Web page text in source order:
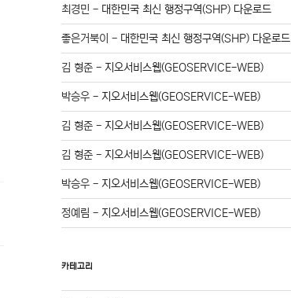
최경민 - 대한민국 최신 행정구역(SHP) 다운로드
좋은거북이 - 대한민국 최신 행정구역(SHP) 다운로드
김 형준 -지오서비스웹(GEOSERVICE-WEB)
박승우 -지오서비스웹(GEOSERVICE-WEB)
김 형준 -지오서비스웹(GEOSERVICE-WEB)
김 형준 -지오서비스웹(GEOSERVICE-WEB)
박승우 -지오서비스웹(GEOSERVICE-WEB)
정예림 -지오서비스웹(GEOSERVICE-WEB)
카테고리